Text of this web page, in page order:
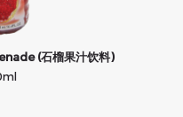
(石榴果汁饮料)